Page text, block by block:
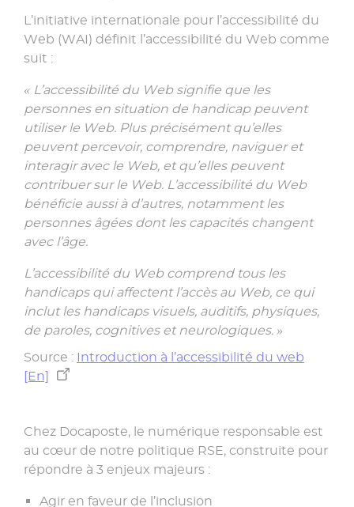
L’initiative internationale pour l’accessibilité du
Web (WAI) définit l’accessibilité du Web comme
suit :
« L’accessibilité du Web signifie que les
personnes en situation de handicap peuvent
utiliser le Web. Plus précisément qu’elles
peuvent percevoir, comprendre, naviguer et
interagir avec le Web, et qu’elles peuvent
contribuer sur le Web. L’accessibilité du Web
bénéficie aussi à d’autres, notamment les
personnes âgées dont les capacités changent
avec l’âge.
L’accessibilité du Web comprend tous les
handicaps qui affectent l’accès au Web, ce qui
inclut les handicaps visuels, auditifs, physiques,
de paroles, cognitives et neurologiques. »
Source : Introduction à l’accessibilité du web
[En]
Chez Docaposte, le numérique responsable est
au cœur de notre politique RSE, construite pour
répondre à 3 enjeux majeurs :
Agir en faveur de l’inclusion